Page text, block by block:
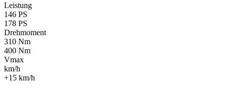
Leistung
146 PS
178 PS
Drehmoment
310 Nm
400 Nm
Vmax
km/h
+15 km/h